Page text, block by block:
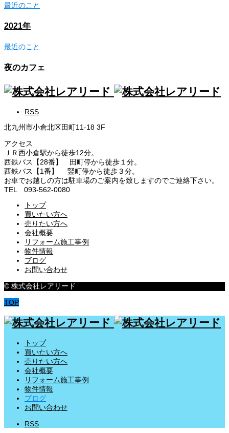
最近のこと
2021年
最近のこと
夜のカフェ
RSS
北九州市小倉北区田町11-18 3F
アクセス
ＪＲ西小倉駅から徒歩12分。
西鉄バス【28番】 田町停から徒歩１分。
西鉄バス【1番】 竪町停から徒歩３分。
お車でお越しの方は駐車場のご案内を致しますのでご連絡下さい。
TEL 093-562-0080
トップ
買いたい方へ
売りたい方へ
会社概要
リフォーム施工事例
物件情報
ブログ
お問い合わせ
© 株式会社レアリード
TOP
トップ
買いたい方へ
売りたい方へ
会社概要
リフォーム施工事例
物件情報
ブログ
お問い合わせ
RSS